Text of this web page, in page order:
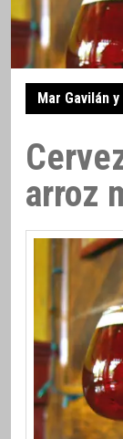
Mar Gavilán
arroz